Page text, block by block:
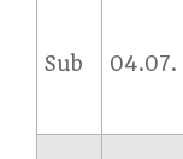
Sub 04.07.